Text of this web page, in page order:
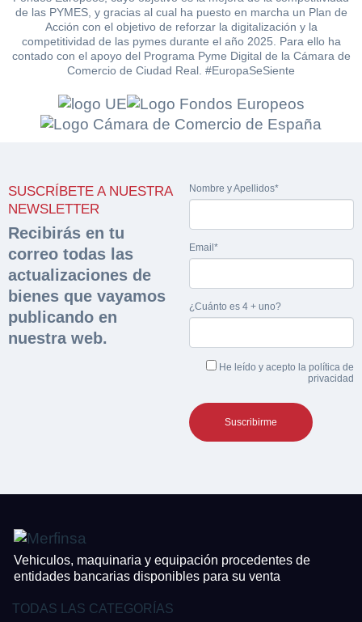
de las PYMES, y gracias al cual ha puesto en marcha un Plan de
Acción con el objetivo de reforzar la digitalización y la
competitividad de las pymes durante el año 2025. Para ello ha
contado con el apoyo del Programa Pyme Digital de la Cámara de
Comercio de Ciudad Real. #EuropaSeSiente
SUSCRÍBETE A NUESTRA
NEWSLETTER
Recibirás en tu
correo todas las
actualizaciones de
bienes que vayamos
publicando en
nuestra web.
Nombre y Apellidos*
Email*
¿Cuánto es 4 + uno?
He leído y acepto la política de
privacidad
Vehiculos, maquinaria y equipación procedentes de
entidades bancarias disponibles para su venta
TODAS LAS CATEGORÍAS